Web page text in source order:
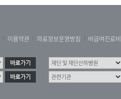
이용약관 의료정보운영방침 비급여진료비